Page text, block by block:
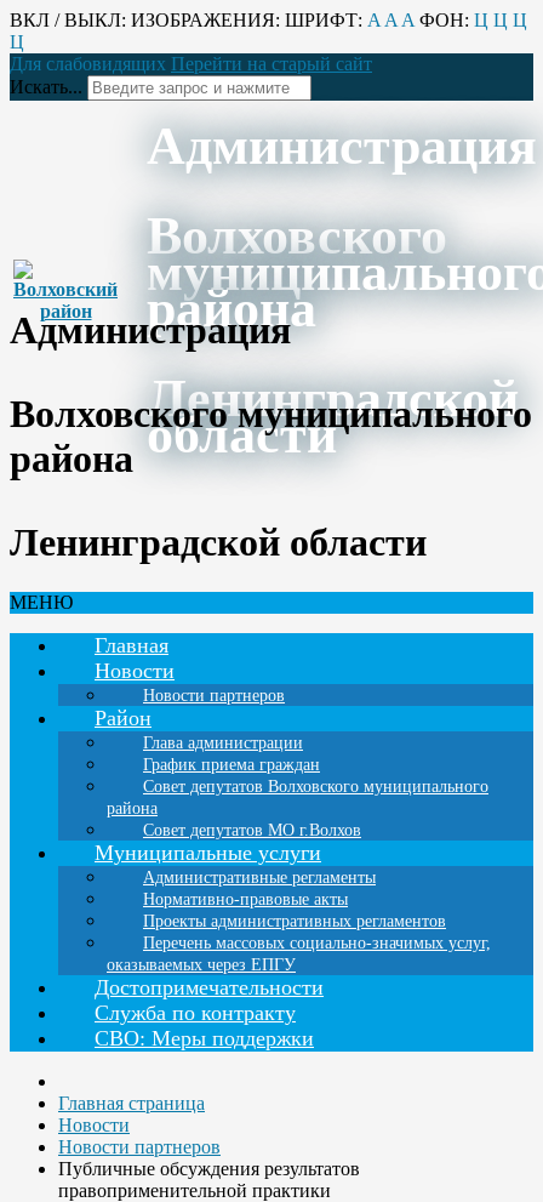
ВКЛ / ВЫКЛ: ИЗОБРАЖЕНИЯ: ШРИФТ: A A A ФОН: Ц Ц Ц
Ц
Для слабовидящих Перейти на старый сайт
Искать...
Администрация
Волховского
района
Ленинградской
области
Администрация
Волховского муниципального
района
Ленинградской области
МЕНЮ
Главная
Новости
Новости партнеров
Район
Глава администрации
График приема граждан
Совет депутатов Волховского муниципального
района
Совет депутатов МО г.Волхов
Муниципальные услуги
Административные регламенты
Нормативно-правовые акты
Проекты административных регламентов
Перечень массовых социально-значимых услуг,
оказываемых через ЕПГУ
Достопримечательности
Служба по контракту
СВО: Меры поддержки
Главная страница
Новости
Новости партнеров
Публичные обсуждения результатов
правоприменительной практики